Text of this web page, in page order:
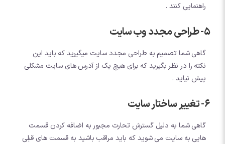
راهنمایی کنند .
5- طراحی مجدد وب سایت
گاهی شما تصمیم به طراحی مجدد سایت میگیرید که باید این
نکته را در نظر بگیرید که برای هیچ یک از آدرس های سایت مشکلی
پیش نیاید .
6- تغییر ساختار سایت
گاهی شما به دلیل گسترش تحارت مجبور به اضافه کردن قسمت
هایی به سایت می شوید که باید مراقب باشید به قسمت های قبلی